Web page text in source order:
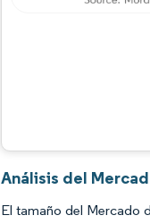
Análisis del
El tamaño del Mercado